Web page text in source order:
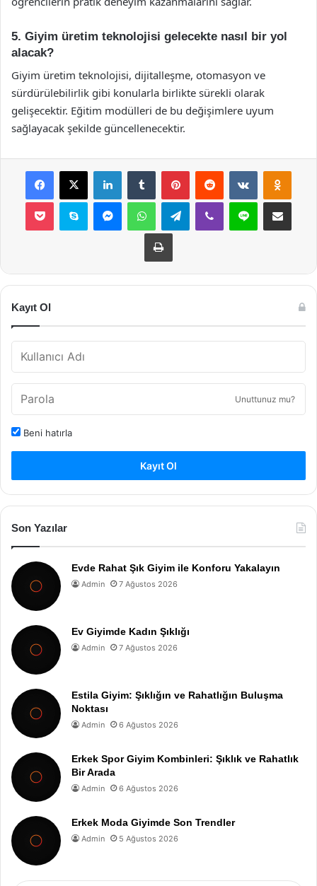
5. Giyim üretim teknolojisi gelecekte nasıl bir yol
alacak?
Giyim üretim teknolojisi, dijitalleşme, otomasyon ve
sürdürülebilirlik gibi konularla birlikte sürekli olarak
gelişecektir. Eğitim modülleri de bu değişimlere uyum
sağlayacak şekilde güncellenecektir.
Facebook
X LinkedInTumblr PinterestReddit VKontakte
Pocket Skype MessengerWhatsAppTelegramViber Line E-Posta ile
Yazdır
Kayıt Ol
Unuttunuz mu?
Beni hatırla
Kayıt Ol
Son Yazılar
Evde Rahat Şık Giyim ile Konforu Yakalayın
Admin 7 Ağustos 2026
Ev Giyimde Kadın Şıklığı
Admin 7 Ağustos 2026
Estila Giyim: Şıklığın ve Rahatlığın Buluşma
Noktası
Admin 6 Ağustos 2026
Erkek Spor Giyim Kombinleri: Şıklık ve Rahatlık
Bir Arada
Admin 6 Ağustos 2026
Erkek Moda Giyimde Son Trendler
Admin 5 Ağustos 2026